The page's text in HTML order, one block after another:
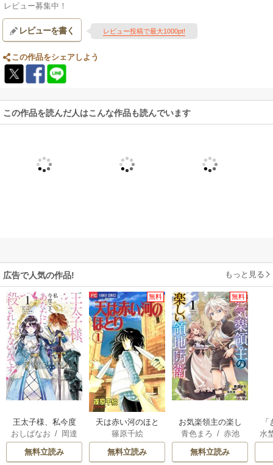
レビュー募集中！
レビューを書く レビュー投稿で最大1000pt!
この作品をシェアしよう
この作品を読んだ人はこんな作品も読んでいます
広告で人気の作品! もっと見る
王太子様、私今度
こそあなたに殺さ
れたくないんで
す！ ～聖女に嵌め
おしばなお / 岡達
英茉/先崎真琴
無料立読み
無料
天は赤い河のほと
り
篠原千絵
無料立読み
無料
お気楽領主の楽し
い領地防衛
青色まろ / 赤池
宗/転
無料立読み
は
水